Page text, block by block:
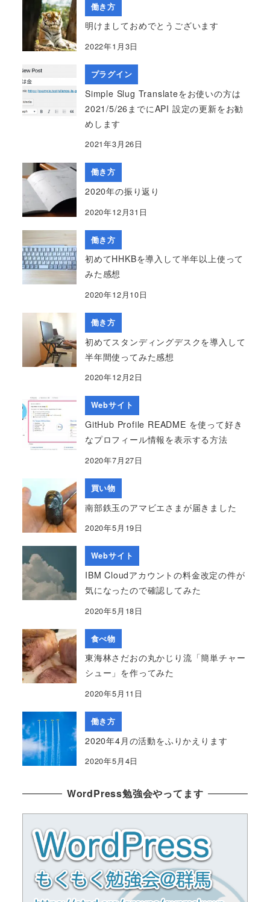
働き方
明けましておめでとうございます
2022年1月3日
プラグイン
Simple Slug Translateをお使いの方は
2021/5/26までにAPI 設定の更新をお勧
めします
2021年3月26日
働き方
2020年の振り返り
2020年12月31日
働き方
初めてHHKBを導入して半年以上使って
みた感想
2020年12月10日
働き方
初めてスタンディングデスクを導入して
半年間使ってみた感想
2020年12月2日
Webサイト
GitHub Profile README を使って好き
なプロフィール情報を表示する方法
2020年7月27日
買い物
南部鉄玉のアマビエさまが届きました
2020年5月19日
Webサイト
IBM Cloudアカウントの料金改定の件が
気になったので確認してみた
2020年5月18日
食べ物
東海林さだおの丸かじり流「簡単チャー
シュー」を作ってみた
2020年5月11日
働き方
2020年4月の活動をふりかえります
2020年5月4日
WordPress勉強会やってます